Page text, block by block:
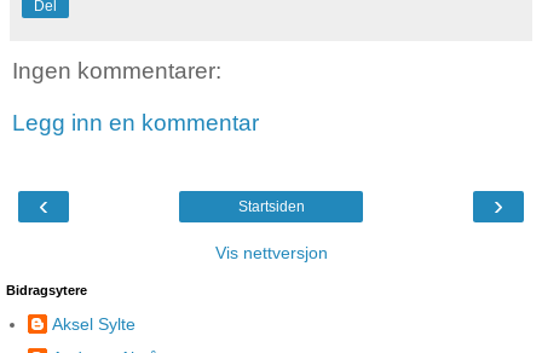
Del
Ingen kommentarer:
Legg inn en kommentar
‹ ›
Startsiden
Vis nettversjon
Bidragsytere
Aksel Sylte